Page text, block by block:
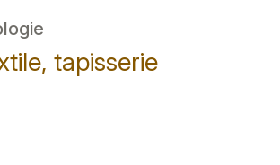
tapisserie